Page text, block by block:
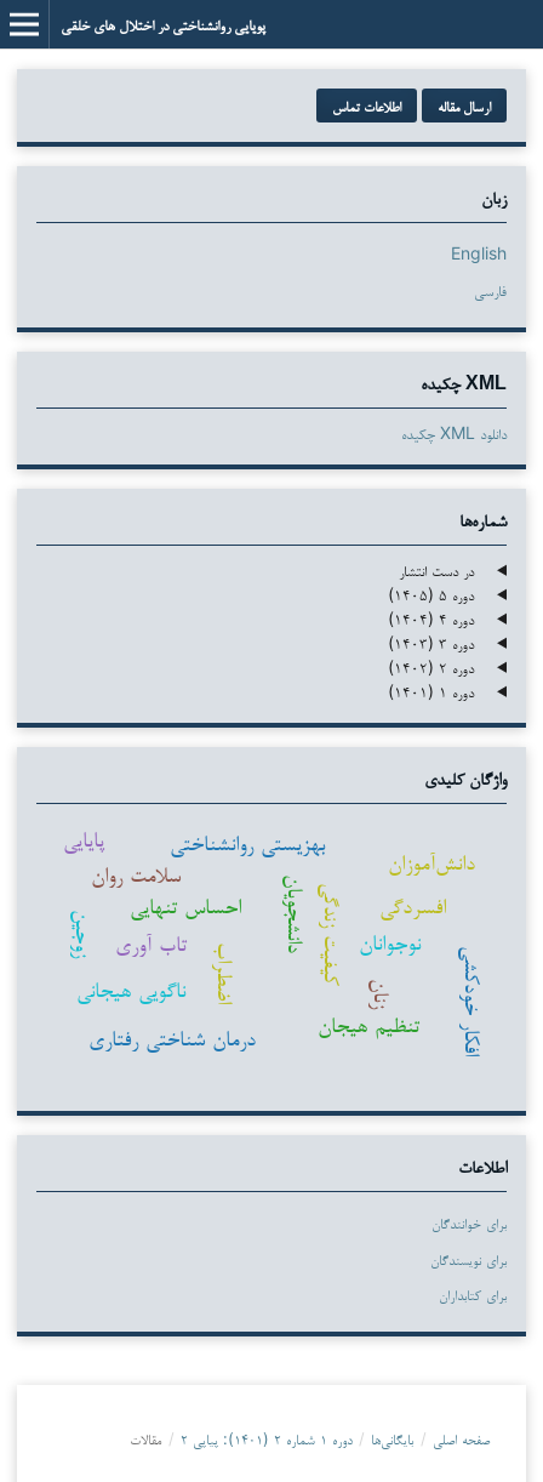
پویایی روانشناختی در اختلال های خلقی
ارسال مقاله اطلاعات تماس
زبان
English
فارسی
XML چکیده
دانلود XML چکیده
شماره‌ها
در دست انتشار
دوره ۵ (۱۴۰۵)
دوره ۴ (۱۴۰۴)
دوره ۳ (۱۴۰۳)
دوره ۲ (۱۴۰۲)
دوره ۱ (۱۴۰۱)
واژگان کلیدی
اضطراب
دانشجویانکیفیت زندگی نوجوانان
افسردگی
بهزیستی روانشناختی
دانش‌آموزان
زنان
تنظیم هیجان
درمان شناختی رفتاری
ناگویی هیجانی
احساس تنهایی
زوجین
افکار خودکشی
تاب آوری
سلامت روان
پایایی
اطلاعات
برای خوانندگان
برای نویسندگان
برای کتابداران
صفحه اصلی / بایگانی‌ها / دوره ۱ شماره ۲ (۱۴۰۱): پیاپی ۲ / مقالات